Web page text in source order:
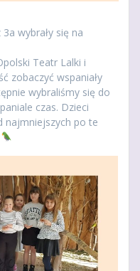
wybrały się na
Teatr Lalki i
zobaczyć wspaniały
wybraliśmy się do
czas. Dzieci
najmniejszych po te